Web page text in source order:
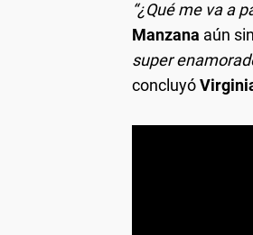
“¿Qué me va a
Manzana aún
super
concluyó